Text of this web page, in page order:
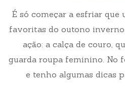
É só começar a esfriar que
favoritas do outono
ação: a calça de couro,
guarda roupa feminino. No
e tenho algumas dicas